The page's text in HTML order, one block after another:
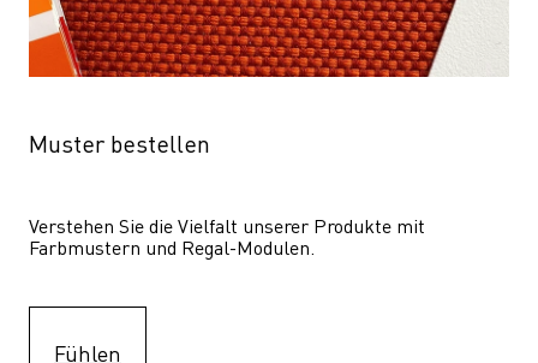
Muster bestellen
Verstehen Sie die Vielfalt unserer Produkte mit
Farbmustern und Regal-Modulen.
Fühlen